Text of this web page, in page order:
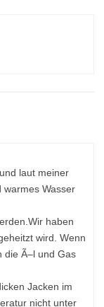
laut meiner
warmes Wasser
haben
wird. Wenn
die Ã–l und Gas
Jacken im
nicht unter